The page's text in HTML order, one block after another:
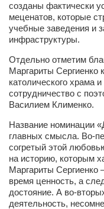
Журналисты
Александр
Александр
Музыканты
Евгений
Сергей Коноз
Денис
Звукорежиссёры
Alfom Studio
созданы фактически
меценатов, которые
учебные заведения и
инфраструктуры.
Отдельно отметим
Маргариты Сергиенко
католического храма
сотрудничество с
Василием Клименко.
Название номинации
главных смысла. Во-
согретый этой
на историю, которым
Маргариты Сергиенко
время ценность, а
достояние. А во-
деятельность,